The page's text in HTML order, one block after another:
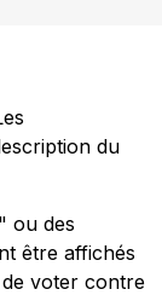
du
ou des
être affichés
voter contre